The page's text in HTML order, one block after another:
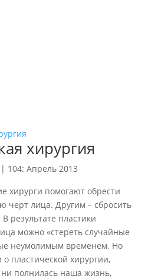
хирургия
| 104: Апрель 2013
хирурги помогают обрести
черт лица. Другим – сбросить
результате пластики
можно «стереть случайные
неумолимым временем. Но
пластической хирургии,
полнилась наша жизнь,